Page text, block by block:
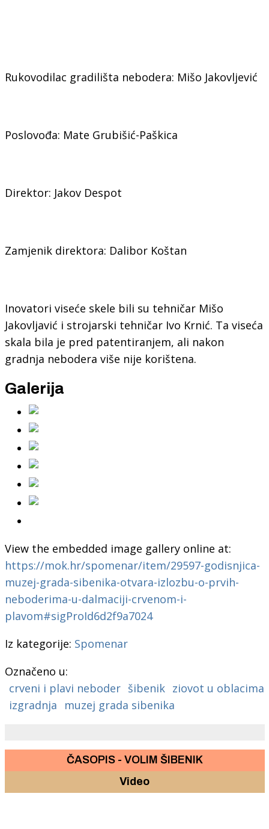
Rukovodilac gradilišta nebodera: Mišo Jakovljević
Poslovođa: Mate Grubišić-Paškica
Direktor: Jakov Despot
Zamjenik direktora: Dalibor Koštan
Inovatori viseće skele bili su tehničar Mišo
Jakovljavić i strojarski tehničar Ivo Krnić. Ta viseća
skala bila je pred patentiranjem, ali nakon
gradnja nebodera više nije korištena.
Galerija
View the embedded image gallery online at:
https://mok.hr/spomenar/item/29597-godisnjica-
muzej-grada-sibenika-otvara-izlozbu-o-prvih-
neboderima-u-dalmaciji-crvenom-i-
plavom#sigProId6d2f9a7024
Iz kategorije: Spomenar
Označeno u:
crveni i plavi neboder šibenik ziovot u oblacima
izgradnja
muzej grada sibenika
ČASOPIS - VOLIM ŠIBENIK
Video